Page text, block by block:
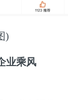
)
业乘风